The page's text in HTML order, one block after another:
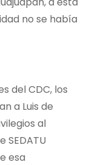
no se había
del CDC, los
a Luis de
al
SEDATU
esa